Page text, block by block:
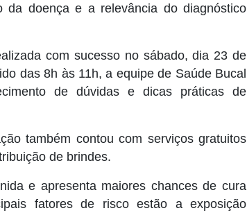
doença e a relevância do diagnóstico
com sucesso no sábado, dia 23 de
das 8h às 11h, a equipe de Saúde Bucal
de dúvidas e dicas práticas de
também contou com serviços gratuitos
de brindes.
e apresenta maiores chances de cura
fatores de risco estão a exposição